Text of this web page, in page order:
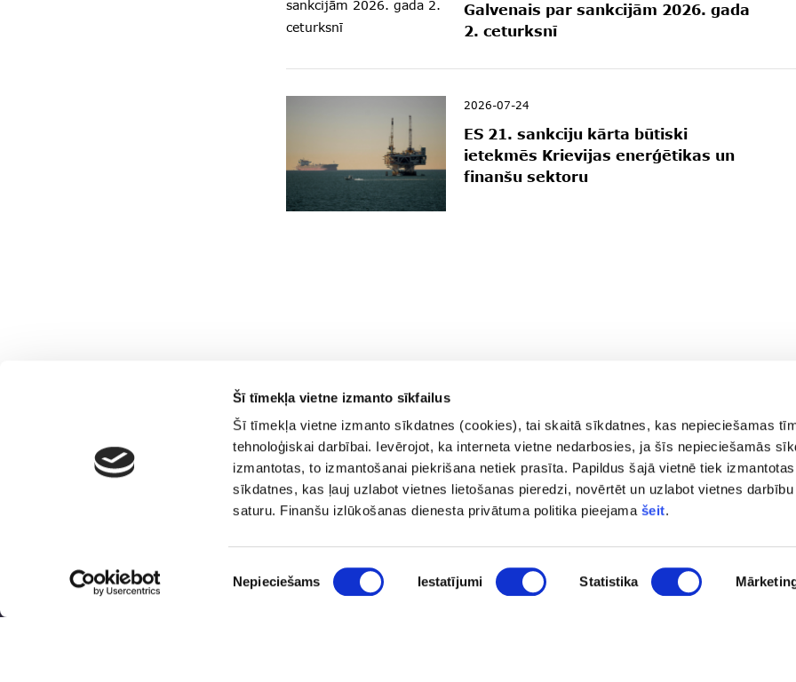
Šī tīmekļa vietne izmanto sīkfailus
Šī tīmekļa vietne izmanto sīkdatnes (cookies), tai skaitā sīkdatnes, kas nepieciešamas
tehnoloģiskai darbībai. Ievērojot, ka interneta vietne nedarbosies, ja šīs nepieciešamās
izmantotas, to izmantošanai piekrišana netiek prasīta. Papildus šajā vietnē tiek
sīkdatnes, kas ļauj uzlabot vietnes lietošanas pieredzi, novērtēt un uzlabot vietnes darbību
saturu. Finanšu izlūkošanas dienesta privātuma politika pieejama šeit.
izvēle
Nepieciešams Iestatījumi Statistika
Galvenais par sankcijām 2026. gada
2. ceturksnī
2026-07-24
ES 21. sankciju kārta būtiski
ietekmēs Krievijas enerģētikas un
finanšu sektoru
Finanšu
Ģimenei draudzīga
Kontakti
pasts@fid.gov.lv; e-adrese
rēķiniem:
EINVOICE@40900025406